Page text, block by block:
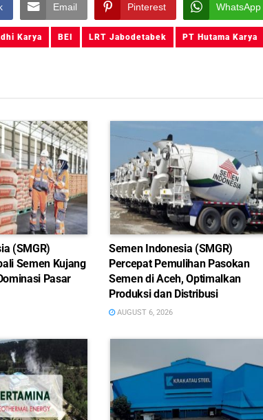
Email Pinterest WhatsApp
Karya BEI LRT Jabodetabek PT Hutama Karya
(SMGR)
Semen Kujang
Pasar
Semen Indonesia (SMGR)
Percepat Pemulihan Pasokan
Semen di Aceh, Optimalkan
Produksi dan Distribusi
AUGUST 6, 2026